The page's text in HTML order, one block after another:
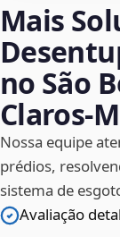
Mais
no São
Nossa equipe
prédios,
sistema de
Avaliação